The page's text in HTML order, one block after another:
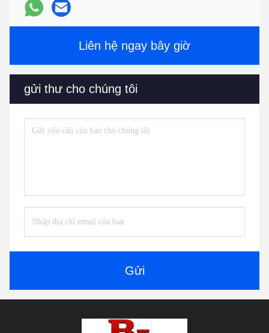
Liên hệ ngay bây giờ
gửi thư cho chúng tôi
Gửi